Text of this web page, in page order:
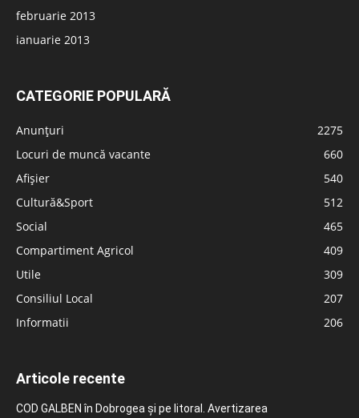
februarie 2013
ianuarie 2013
CATEGORIE POPULARĂ
Anunțuri
2275
Locuri de muncă vacante
660
Afișier
540
Cultură&Sport
512
Social
465
Compartiment Agricol
409
Utile
309
Consiliul Local
207
Informatii
206
Articole recente
COD GALBEN în Dobrogea și pe litoral. Avertizarea